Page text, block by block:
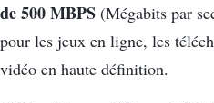
de 500 MBPS (Mégabits par
pour les jeux en ligne, les
vidéo en haute définition.